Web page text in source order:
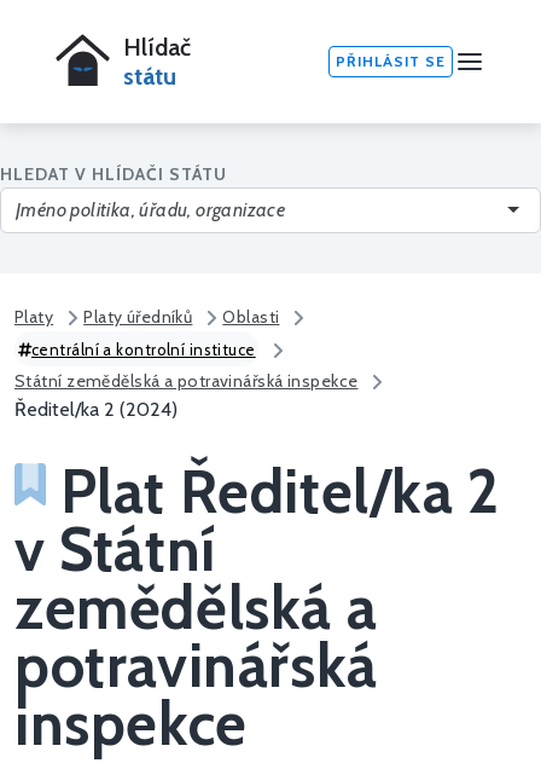
Hlídač
státu
PŘIHLÁSIT SE
HLEDAT V HLÍDAČI STÁTU
Platy Platy úředníků Oblasti
centrální a kontrolní instituce
Státní zemědělská a potravinářská inspekce
Ředitel/ka 2 (2024)
Plat Ředitel/ka 2
v Státní
zemědělská a
potravinářská
inspekce